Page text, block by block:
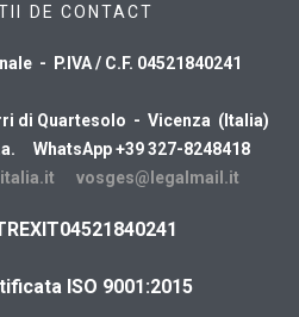
DE CONTACT
- P.IVA / C.F. 04521840241
di Quartesolo - Vicenza (Italia)
WhatsApp +39 327-8248418
vosges@legalmail.it
ISO 9001:2015